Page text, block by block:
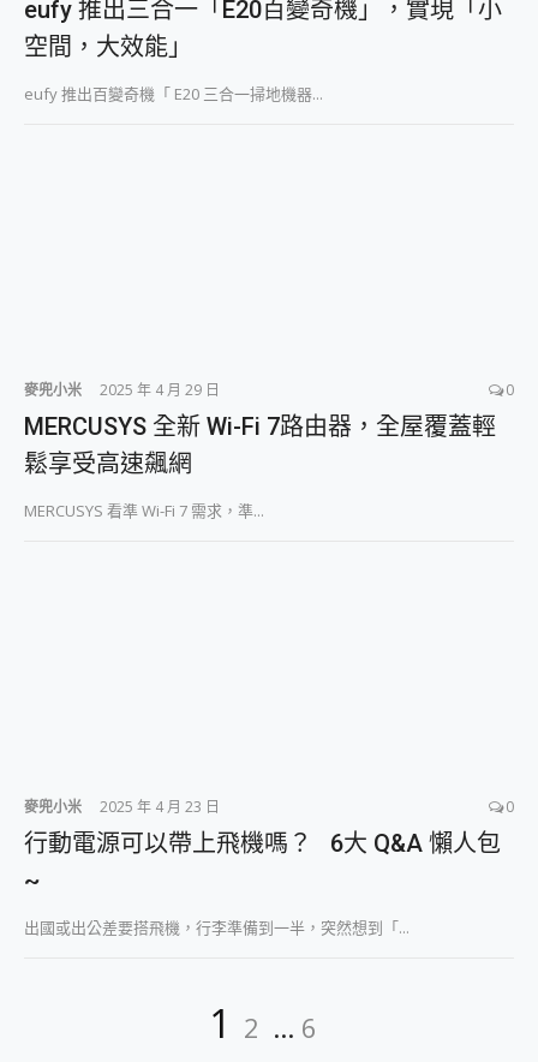
eufy 推出三合一「E20百變奇機」，實現「小
空間，大效能」
eufy 推出百變奇機「 E20 三合一掃地機器...
麥兜小米 2025 年 4 月 29 日 0
MERCUSYS 全新 Wi-Fi 7路由器，全屋覆蓋輕
鬆享受高速飆網
MERCUSYS 看準 Wi-Fi 7 需求，準...
麥兜小米 2025 年 4 月 23 日 0
行動電源可以帶上飛機嗎？ 6大 Q&A 懶人包
~
出國或出公差要搭飛機，行李準備到一半，突然想到「...
Page
1 Page
2 ... Page
6